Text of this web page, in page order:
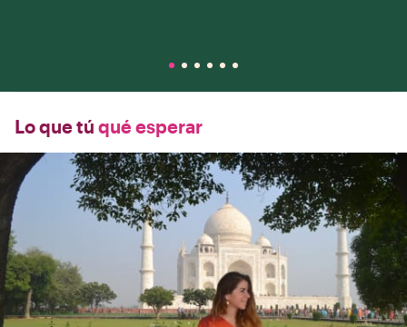
Lo que tú qué esperar